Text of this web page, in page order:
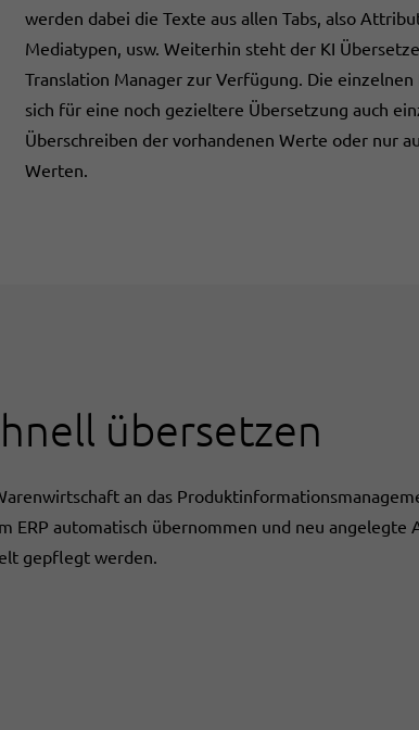
werden dabei die Texte aus allen Tabs, also
Mediatypen, usw. Weiterhin steht der KI
Translation Manager zur Verfügung. Die
sich für eine noch gezieltere Übersetzung auch
Überschreiben der vorhandenen Werte oder nur
Werten.
übersetzen
an das
ERP automatisch übernommen und neu
gepflegt werden.